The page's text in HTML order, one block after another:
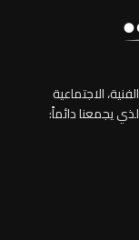
الاجتماعية
يجمعنا دائماً: